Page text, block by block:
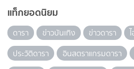
แท็กยอดนิยม
ดารา ข่าวบันเทิง ข่าวดารา
ประวัติดารา
อินสตราแกรมดารา